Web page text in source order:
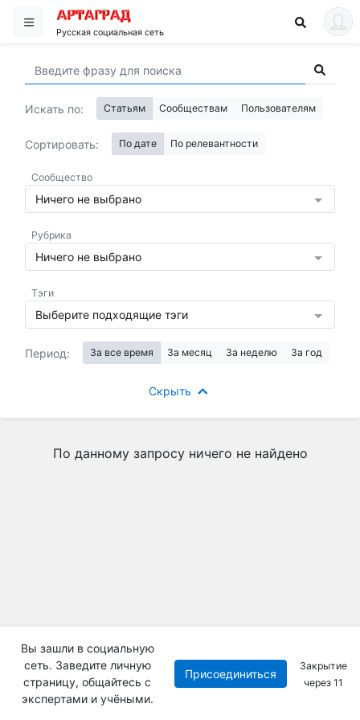
Русская социальная сеть
Искать по: Статьям Сообществам Пользователям
Сортировать: По дате По релевантности
Сообщество
Ничего не выбрано
Рубрика
Ничего не выбрано
Тэги
Выберите подходящие тэги
Период: За все время За месяц За неделю За год
Скрыть
По данному запросу ничего не найдено
Вы зашли в социальную
сеть. Заведите личную
страницу, общайтесь с
экспертами и учёными.
Присоединиться
Закрытие
через 11